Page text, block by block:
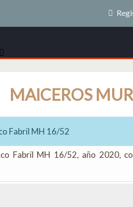
MAICEROS
Fabril MH 16/52
Fabril MH 16/52, año 2020,